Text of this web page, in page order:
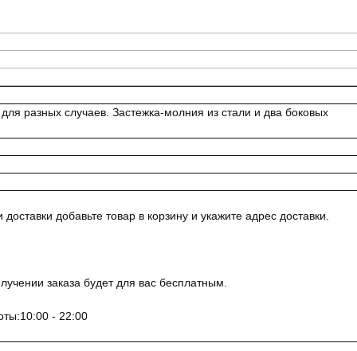
разных случаев. Застежка-молния из стали и два боковых
добавьте товар в корзину и укажите адрес доставки.
заказа будет для вас бесплатным.
- 22:00